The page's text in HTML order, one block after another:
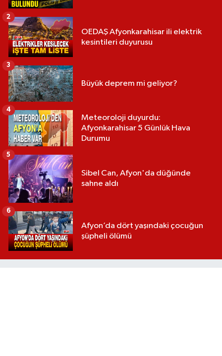
OEDAŞ Afyonkarahisar ili elektrik
kesintileri duyurusu
2
Büyük deprem mi geliyor?
3
Meteoroloji duyurdu:
Afyonkarahisar 5 Günlük Hava
Durumu
4
Sibel Can, Afyon'da düğünde
sahne aldı
5
Afyon’da dört yaşındaki çocuğun
şüpheli ölümü
6